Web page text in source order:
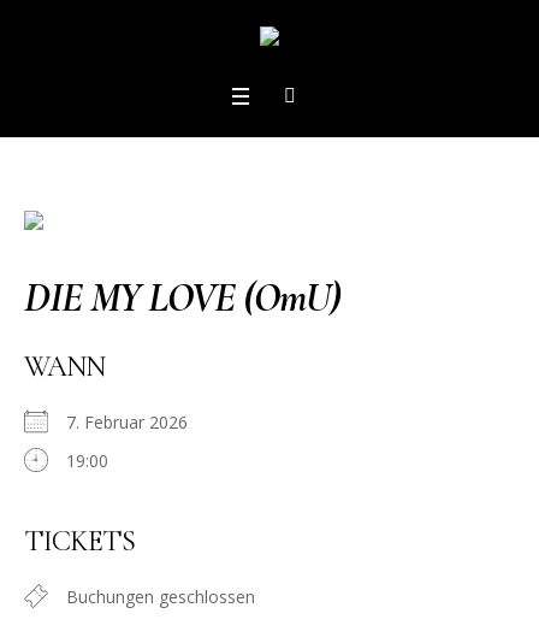
DIE MY LOVE (OmU)
WANN
7. Februar 2026
19:00
TICKETS
Buchungen geschlossen